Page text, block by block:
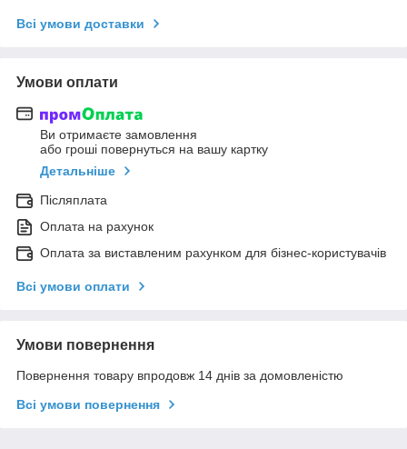
Всі умови доставки
Умови оплати
Ви отримаєте замовлення
або гроші повернуться на вашу картку
Детальніше
Післяплата
Оплата на рахунок
Оплата за виставленим рахунком для бізнес-користувачів
Всі умови оплати
Умови повернення
Повернення товару впродовж 14 днів за домовленістю
Всі умови повернення